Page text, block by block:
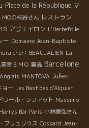
Place de la République マ
ＭОの桐谷さん レストラン・
アヴェイロン L'Herbefolle
ー Domaine Jean-Baptiste
cherf BEAUJALIEN La
者ＢＭＯ 霧島 Barcelone
MANTOVA Julien
ョー Les Bastides d'Alquier
ワール・ラフィット Massimo
Harrys Bar Paris 小林康弘さん
ブリュリウス Cossard Jean-